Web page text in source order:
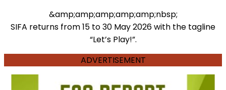
&amp;amp;amp;amp;amp;nbsp;
SIFA returns from 15 to 30 May 2026 with the tagline
“Let’s Play!”.
ADVERTISEMENT